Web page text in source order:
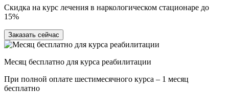
Скидка на курс лечения в наркологическом стационаре до
15%
Заказать сейчас
Месяц бесплатно для курса реабилитации
При полной оплате шестимесячного курса – 1 месяц
бесплатно